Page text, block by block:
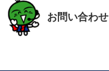
お問い合わせ